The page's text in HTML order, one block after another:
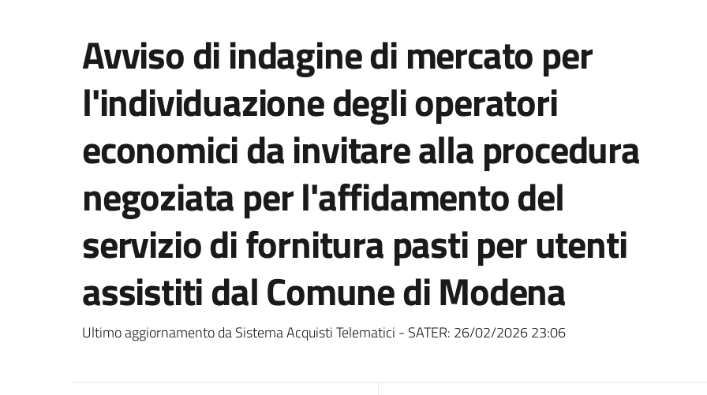
Avviso di indagine di mercato per
l'individuazione degli operatori
economici da invitare alla procedura
negoziata per l'affidamento del
servizio di fornitura pasti per utenti
assistiti dal Comune di Modena
Ultimo aggiornamento da Sistema Acquisti Telematici - SATER: 26/02/2026 23:06